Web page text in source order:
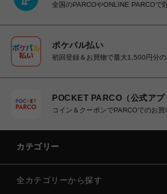
全国のPARCOやONLINE PARCOで
ポケパル払い
初回登録＆お買物で最大1,500円分
POCKET PARCO（公式アプ
コイン＆クーポンでPARCOでのお買
カテゴリー
全カテゴリーから探す